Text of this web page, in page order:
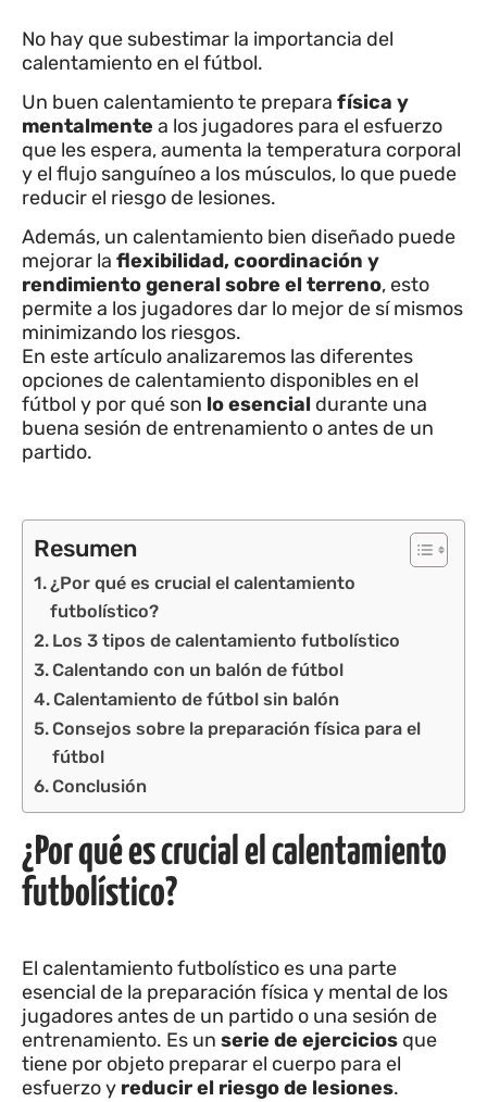
No hay que subestimar la importancia del
calentamiento en el fútbol.
Un buen calentamiento te prepara física y
mentalmente a los jugadores para el esfuerzo
que les espera, aumenta la temperatura corporal
y el flujo sanguíneo a los músculos, lo que puede
reducir el riesgo de lesiones.
Además, un calentamiento bien diseñado puede
mejorar la flexibilidad, coordinación y
rendimiento general sobre el terreno, esto
permite a los jugadores dar lo mejor de sí mismos
minimizando los riesgos.
En este artículo analizaremos las diferentes
opciones de calentamiento disponibles en el
fútbol y por qué son lo esencial durante una
buena sesión de entrenamiento o antes de un
partido.
Resumen
¿Por qué es crucial el calentamiento
futbolístico?
Los 3 tipos de calentamiento futbolístico
Calentando con un balón de fútbol
Calentamiento de fútbol sin balón
Consejos sobre la preparación física para el
fútbol
Conclusión
¿Por qué es crucial el calentamiento
futbolístico?
El calentamiento futbolístico es una parte
esencial de la preparación física y mental de los
jugadores antes de un partido o una sesión de
entrenamiento. Es un serie de ejercicios que
tiene por objeto preparar el cuerpo para el
esfuerzo y reducir el riesgo de lesiones.